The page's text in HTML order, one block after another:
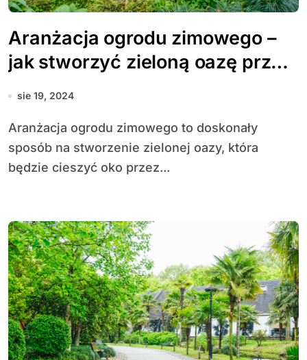
Aranżacja ogrodu zimowego –
jak stworzyć zieloną oazę przez
cały rok?
sie 19, 2024
Aranżacja ogrodu zimowego to doskonały
sposób na stworzenie zielonej oazy, która
będzie cieszyć oko przez...